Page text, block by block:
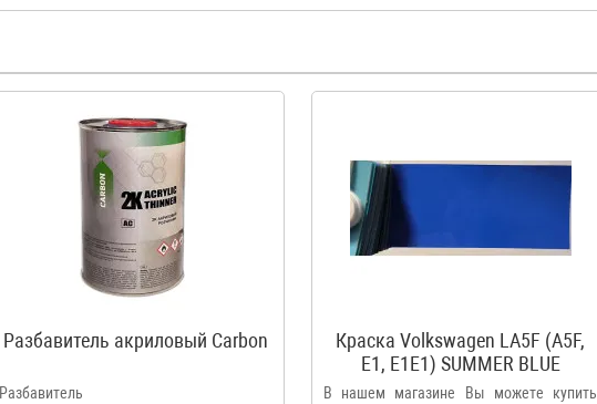
Разбавитель акриловый Carbon
Разбавитель
Краска Volkswagen LA5F (A5F,
E1, E1E1) SUMMER BLUE
В нашем магазине Вы можете купить